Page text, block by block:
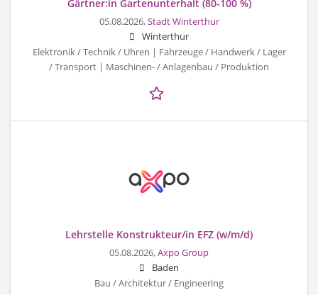
Gärtner:in Gartenunterhalt (80-100 %)
05.08.2026,Stadt Winterthur
Winterthur
Elektronik / Technik / Uhren | Fahrzeuge / Handwerk / Lager
/ Transport | Maschinen- / Anlagenbau / Produktion
Lehrstelle Konstrukteur/in EFZ (w/m/d)
05.08.2026,Axpo Group
Baden
Bau / Architektur / Engineering